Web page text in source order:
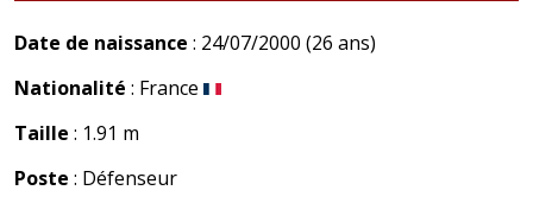
Date de naissance : 24/07/2000 (26 ans)
Nationalité : France
Taille : 1.91 m
Poste : Défenseur